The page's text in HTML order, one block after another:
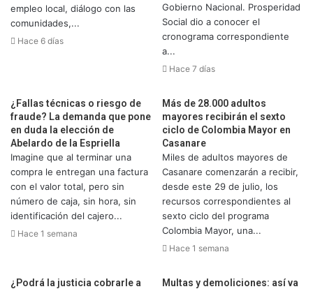
empleo local, diálogo con las
comunidades,...
Hace 6 días
Gobierno Nacional. Prosperidad
Social dio a conocer el
cronograma correspondiente
a...
Hace 7 días
¿Fallas técnicas o riesgo de
fraude? La demanda que pone
en duda la elección de
Abelardo de la Espriella
Imagine que al terminar una
compra le entregan una factura
con el valor total, pero sin
número de caja, sin hora, sin
identificación del cajero...
Hace 1 semana
Más de 28.000 adultos
mayores recibirán el sexto
ciclo de Colombia Mayor en
Casanare
Miles de adultos mayores de
Casanare comenzarán a recibir,
desde este 29 de julio, los
recursos correspondientes al
sexto ciclo del programa
Colombia Mayor, una...
Hace 1 semana
¿Podrá la justicia cobrarle a
Multas y demoliciones: así va